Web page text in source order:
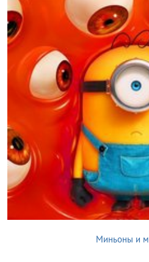
Миньоны и